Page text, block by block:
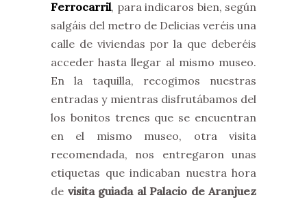
Ferrocarril, para indicaros bien, según
salgáis del metro de Delicias veréis una
calle de viviendas por la que deberéis
acceder hasta llegar al mismo museo.
En la taquilla, recogimos nuestras
entradas y mientras disfrutábamos del
los bonitos trenes que se encuentran
en el mismo museo, otra visita
recomendada, nos entregaron unas
etiquetas que indicaban nuestra hora
de visita guiada al Palacio de Aranjuez